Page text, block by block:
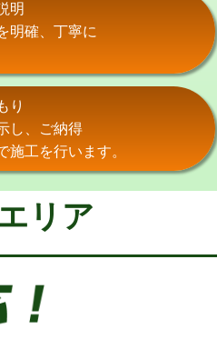
栓） 16,500円
5,500円
ンド止
5,500円
戻し作
11,000円
HI）使
明
明確、丁寧に
り
し、ご納得
施工を行います。
リア